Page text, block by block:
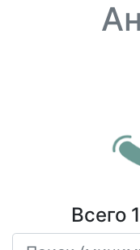
Всего